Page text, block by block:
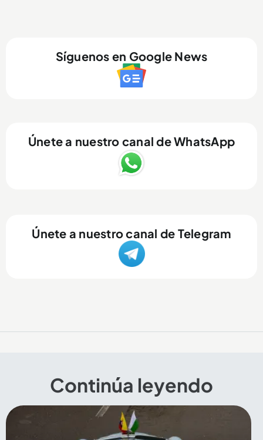
Síguenos en Google News
Únete a nuestro canal de WhatsApp
Únete a nuestro canal de Telegram
Continúa leyendo